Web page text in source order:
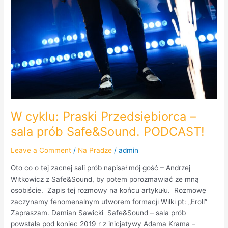
W cyklu: Praski Przedsiębiorca –
sala prób Safe&Sound. PODCAST!
Leave a Comment / Na Pradze /admin
Oto co o tej zacnej sali prób napisał mój gość – Andrzej
Witkowicz z Safe&Sound, by potem porozmawiać ze mną
osobiście. Zapis tej rozmowy na końcu artykułu. Rozmowę
zaczynamy fenomenalnym utworem formacji Wilki pt: „Eroll”
Zapraszam. Damian Sawicki Safe&Sound – sala prób
powstała pod koniec 2019 r z inicjatywy Adama Krama –